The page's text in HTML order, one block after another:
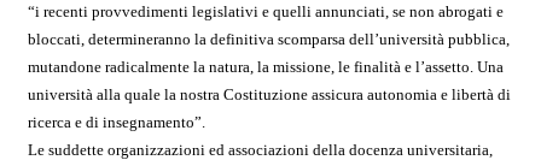
“i recenti provvedimenti legislativi e quelli annunciati, se non abrogati e
bloccati, determineranno la definitiva scomparsa dell’università pubblica,
mutandone radicalmente la natura, la missione, le finalità e l’assetto. Una
università alla quale la nostra Costituzione assicura autonomia e libertà di
ricerca e di insegnamento”.
Le suddette organizzazioni ed associazioni della docenza universitaria,